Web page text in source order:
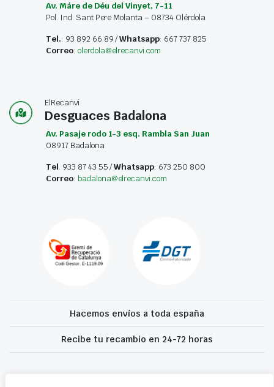
Av. Máre de Déu del Vinyet, 7-11
Pol. Ind. Sant Pere Molanta – 08734 Olérdola
Tel.: 93 892 66 89 /Whatsapp: 667 737 825
Correo: olerdola@elrecanvi.com
ElRecanvi
Desguaces Badalona
Av. Pasaje rodo 1-3 esq. Rambla San Juan
08917 Badalona
Tel. 933 87 43 55 /Whatsapp: 673 250 800
Correo: badalona@elrecanvi.com
Hacemos envíos a toda españa
Recibe tu recambio en 24-72 horas